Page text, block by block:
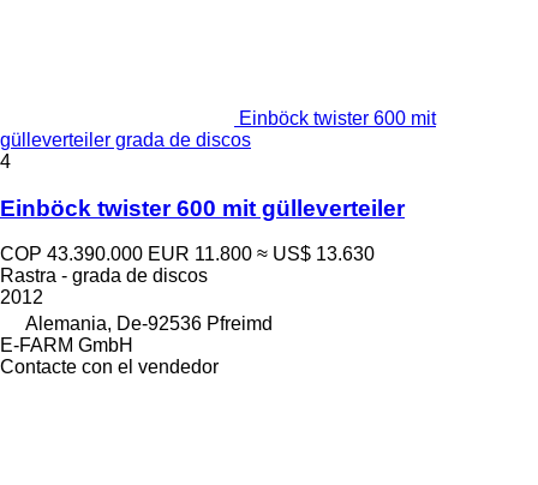
Einböck twister 600 mit
gülleverteiler grada de discos
4
Einböck twister 600 mit gülleverteiler
COP 43.390.000 EUR 11.800 ≈ US$ 13.630
Rastra - grada de discos
2012
Alemania, De-92536 Pfreimd
E-FARM GmbH
Contacte con el vendedor